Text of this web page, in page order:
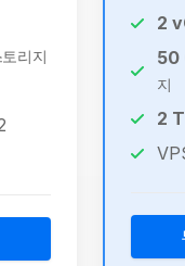
리지
2
50
지
2